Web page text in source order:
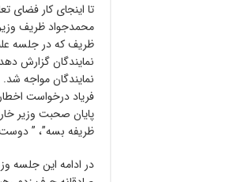
تا اینجای کار فضای
ظریف که در جلسه
نمایندگان گزارش
نمایندگان مواجه
فریاد درخواست
پایان صحبت وزیر
ظریفه بسه”، ”
در ادامه این جلسه